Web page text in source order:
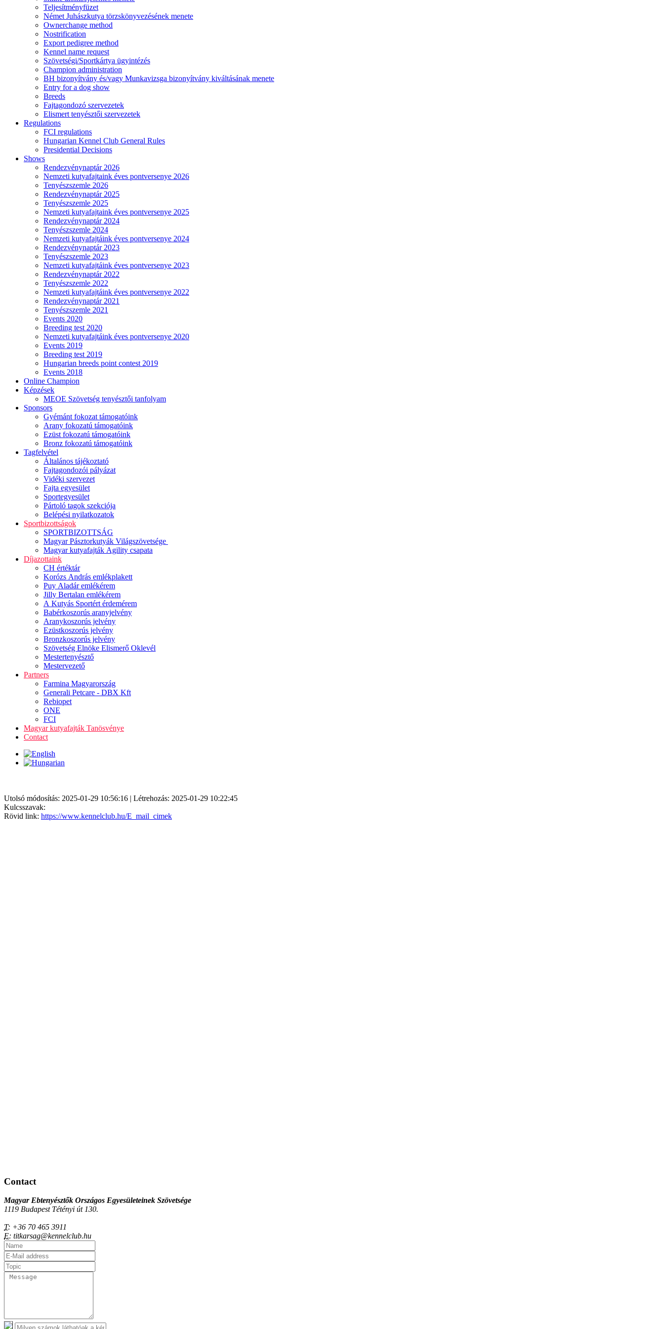
Teljesítményfüzet
Német Juhászkutya törzskönyvezésének menete
Ownerchange method
Nostrification
Export pedigree method
Kennel name request
Szövetségi/Sportkártya ügyintézés
Champion administration
BH bizonyítvány és/vagy Munkavizsga bizonyítvány kiváltásának menete
Entry for a dog show
Breeds
Fajtagondozó szervezetek
Elismert tenyésztői szervezetek
Regulations
FCI regulations
Hungarian Kennel Club General Rules
Presidential Decisions
Shows
Rendezvénynaptár 2026
Nemzeti kutyafajtaink éves pontversenye 2026
Tenyészszemle 2026
Rendezvénynaptár 2025
Tenyészszemle 2025
Nemzeti kutyafajtaink éves pontversenye 2025
Rendezvénynaptár 2024
Tenyészszemle 2024
Nemzeti kutyafajtáink éves pontversenye 2024
Rendezvénynaptár 2023
Tenyészszemle 2023
Nemzeti kutyafajtáink éves pontversenye 2023
Rendezvénynaptár 2022
Tenyészszemle 2022
Nemzeti kutyafajtáink éves pontversenye 2022
Rendezvénynaptár 2021
Tenyészszemle 2021
Events 2020
Breeding test 2020
Nemzeti kutyafajtáink éves pontversenye 2020
Events 2019
Breeding test 2019
Hungarian breeds point contest 2019
Events 2018
Online Champion
Képzések
MEOE Szövetség tenyésztői tanfolyam
Sponsors
Gyémánt fokozat támogatóink
Arany fokozatú támogatóink
Ezüst fokozatú támogatóink
Bronz fokozatú támogatóink
Tagfelvétel
Általános tájékoztató
Fajtagondozói pályázat
Vidéki szervezet
Fajta egyesület
Sportegyesület
Pártoló tagok szekciója
Belépési nyilatkozatok
Sportbizottságok
SPORTBIZOTTSÁG
Magyar Pásztorkutyák Világszövetsége
Magyar kutyafajták Agility csapata
Díjazottaink
CH értéktár
Korózs András emlékplakett
Puy Aladár emlékérem
Jilly Bertalan emlékérem
A Kutyás Sportért érdemérem
Babérkoszorús aranyjelvény
Aranykoszorús jelvény
Ezüstkoszorús jelvény
Bronzkoszorús jelvény
Szövetség Elnöke Elismerő Oklevél
Mestertenyésztő
Mestervezető
Partners
Farmina Magyarország
Generali Petcare - DBX Kft
Rebiopet
ONE
FCI
Magyar kutyafajták Tanösvénye
Contact
Utolsó módosítás: 2025-01-29 10:56:16 | Létrehozás: 2025-01-29 10:22:45
Kulcsszavak:
Rövid link: https://www.kennelclub.hu/E_mail_cimek
Contact
Magyar Ebtenyésztők Országos Egyesületeinek Szövetsége
1119 Budapest Tétényi út 130.
T: +36 70 465 3911
E: titkarsag@kennelclub.hu